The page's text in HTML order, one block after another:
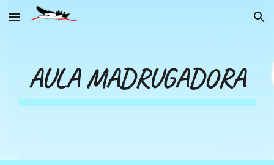
Skip to main content Skip to navigation
AULA MADRUGADORA